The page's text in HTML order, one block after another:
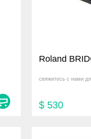
Roland
свяжитесь с нами
$ 530